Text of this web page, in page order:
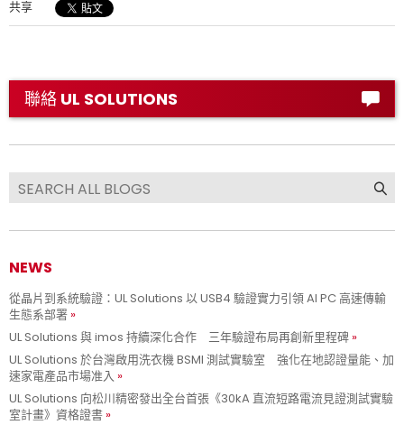
共享
聯絡 UL SOLUTIONS
NEWS
從晶片到系統驗證：UL Solutions 以 USB4 驗證實力引領 AI PC 高速傳輸
生態系部署
UL Solutions 與 imos 持續深化合作 三年驗證布局再創新里程碑
UL Solutions 於台灣啟用洗衣機 BSMI 測試實驗室 強化在地認證量能、加
速家電產品市場准入
UL Solutions 向松川精密發出全台首張《30kA 直流短路電流見證測試實驗
室計畫》資格證書